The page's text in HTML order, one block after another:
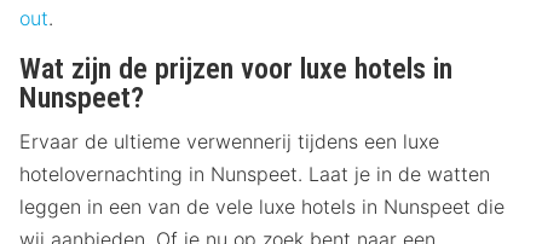
out.
Wat zijn de prijzen voor luxe hotels in
Nunspeet?
Ervaar de ultieme verwennerij tijdens een luxe
hotelovernachting in Nunspeet. Laat je in de watten
leggen in een van de vele luxe hotels in Nunspeet die
wij aanbieden. Of je nu op zoek bent naar een